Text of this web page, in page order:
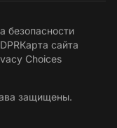
безопасности
Карта сайта
Choices
защищены.